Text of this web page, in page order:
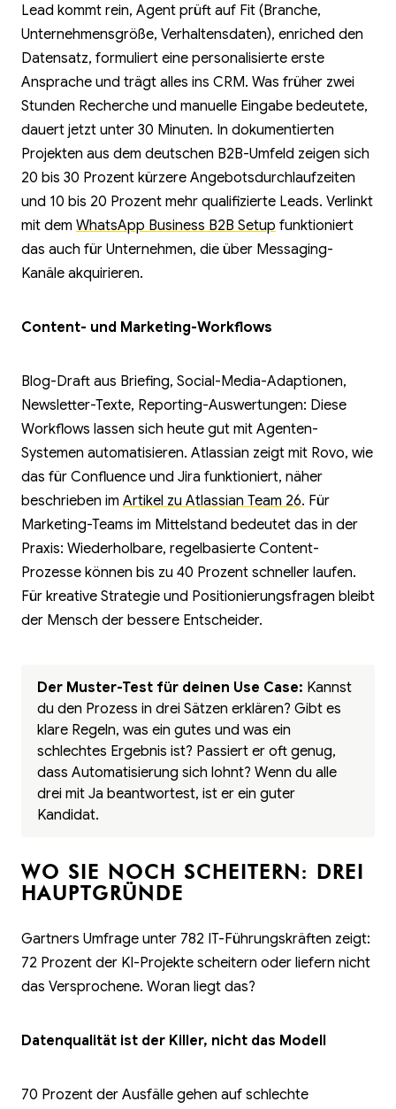
Lead kommt rein, Agent prüft auf Fit (Branche,
Unternehmensgröße, Verhaltensdaten), enriched den
Datensatz, formuliert eine personalisierte erste
Ansprache und trägt alles ins CRM. Was früher zwei
Stunden Recherche und manuelle Eingabe bedeutete,
dauert jetzt unter 30 Minuten. In dokumentierten
Projekten aus dem deutschen B2B-Umfeld zeigen sich
20 bis 30 Prozent kürzere Angebotsdurchlaufzeiten
und 10 bis 20 Prozent mehr qualifizierte Leads. Verlinkt
mit dem WhatsApp Business B2B Setup funktioniert
das auch für Unternehmen, die über Messaging-
Kanäle akquirieren.
Content- und Marketing-Workflows
Blog-Draft aus Briefing, Social-Media-Adaptionen,
Newsletter-Texte, Reporting-Auswertungen: Diese
Workflows lassen sich heute gut mit Agenten-
Systemen automatisieren. Atlassian zeigt mit Rovo, wie
das für Confluence und Jira funktioniert, näher
beschrieben im Artikel zu Atlassian Team 26. Für
Marketing-Teams im Mittelstand bedeutet das in der
Praxis: Wiederholbare, regelbasierte Content-
Prozesse können bis zu 40 Prozent schneller laufen.
Für kreative Strategie und Positionierungsfragen bleibt
der Mensch der bessere Entscheider.
Der Muster-Test für deinen Use Case: Kannst
du den Prozess in drei Sätzen erklären? Gibt es
klare Regeln, was ein gutes und was ein
schlechtes Ergebnis ist? Passiert er oft genug,
dass Automatisierung sich lohnt? Wenn du alle
drei mit Ja beantwortest, ist er ein guter
Kandidat.
WO SIE NOCH SCHEITERN: DREI
HAUPTGRÜNDE
Gartners Umfrage unter 782 IT-Führungskräften zeigt:
72 Prozent der KI-Projekte scheitern oder liefern nicht
das Versprochene. Woran liegt das?
Datenqualität ist der Killer, nicht das Modell
70 Prozent der Ausfälle gehen auf schlechte